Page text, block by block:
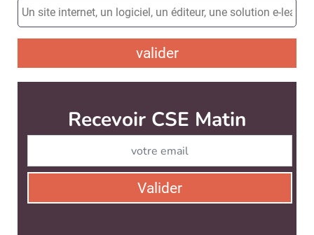
valider
Recevoir CSE Matin
Valider